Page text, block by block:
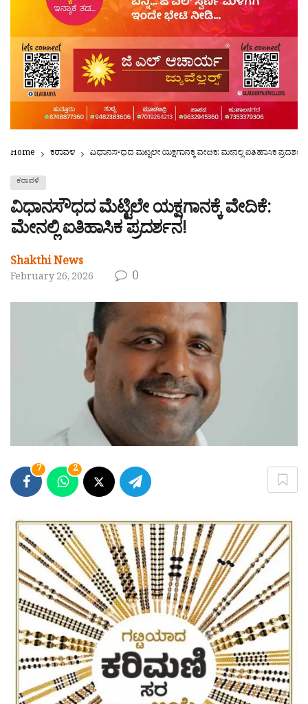
Home ಕರಾವಳಿ ವಿಧಾನಸೌಧದ ಮೆಟ್ಟಿಲೇ ಯಕ್ಷಗಾನಕ್ಕೆ ವೇದಿಕೆ: ಮೇನಲ್ಲಿ ಐತಿಹಾಸಿಕ ಪ್ರದರ್ಶನ!
ಕರಾವಳಿ
ವಿಧಾನಸೌಧದ ಮೆಟ್ಟಿಲೇ ಯಕ್ಷಗಾನಕ್ಕೆ ವೇದಿಕೆ:
ಮೇನಲ್ಲಿ ಐತಿಹಾಸಿಕ ಪ್ರದರ್ಶನ!
Shakthi News
February 26, 2026 0
7 2